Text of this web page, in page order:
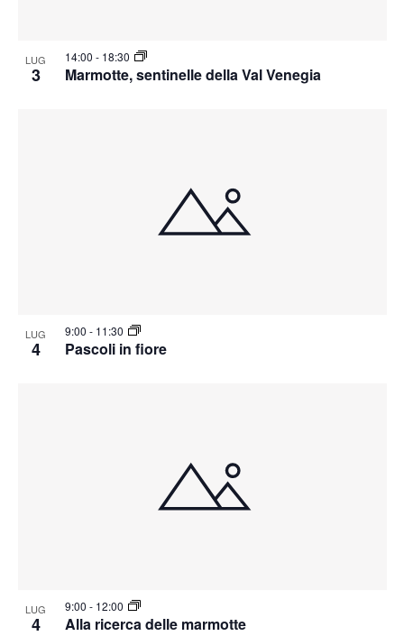
LUG
3 Marmotte, sentinelle della Val Venegia
14:00 - 18:30
LUG
4 Pascoli in fiore
9:00 - 11:30
LUG
4 Alla ricerca delle marmotte
9:00 - 12:00